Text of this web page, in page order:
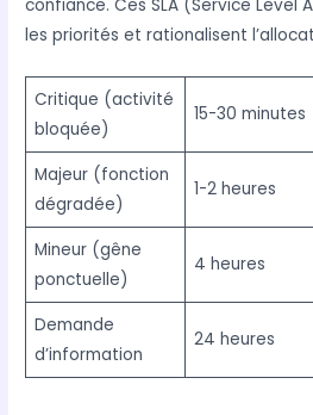
confiance. Ces SLA (Service
les priorités et rationalisent
Critique (activité
bloquée)
15-30 minutes
Majeur (fonction
dégradée)
1-2 heures
Mineur (gêne
ponctuelle)
4 heures
Demande
d’information
24 heures